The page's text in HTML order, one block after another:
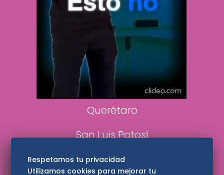
DeDinero
Confabulario
Aviso Oportuno
Consultas
Querétaro
San Luis Potosí
Edomex
Respetamos tu privacidad
Utilizamos cookies para mejorar tu